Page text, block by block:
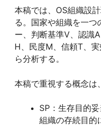
本稿では、OS組織設
る。国家や組織を一つ
ー、判断基準V、認識
H、民度M、信頼T、
ら分析する。
本稿で重視する概念は
SP：生存目的
組織の存続目的